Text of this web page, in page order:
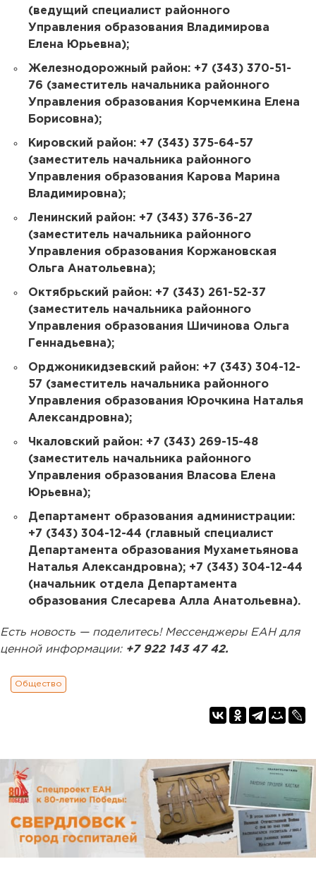
(ведущий специалист районного
Управления образования Владимирова
Елена Юрьевна);
Железнодорожный район: +7 (343) 370-51-
76 (заместитель начальника районного
Управления образования Корчемкина Елена
Борисовна);
Кировский район: +7 (343) 375-64-57
(заместитель начальника районного
Управления образования Карова Марина
Владимировна);
Ленинский район: +7 (343) 376-36-27
(заместитель начальника районного
Управления образования Коржановская
Ольга Анатольевна);
Октябрьский район: +7 (343) 261-52-37
(заместитель начальника районного
Управления образования Шичинова Ольга
Геннадьевна);
Орджоникидзевский район: +7 (343) 304-12-
57 (заместитель начальника районного
Управления образования Юрочкина Наталья
Александровна);
Чкаловский район: +7 (343) 269-15-48
(заместитель начальника районного
Управления образования Власова Елена
Юрьевна);
Департамент образования администрации:
+7 (343) 304-12-44 (главный специалист
Департамента образования Мухаметьянова
Наталья Александровна); +7 (343) 304-12-44
(начальник отдела Департамента
образования Слесарева Алла Анатольевна).
Есть новость — поделитесь! Мессенджеры ЕАН для
ценной информации: +7 922 143 47 42.
Общество